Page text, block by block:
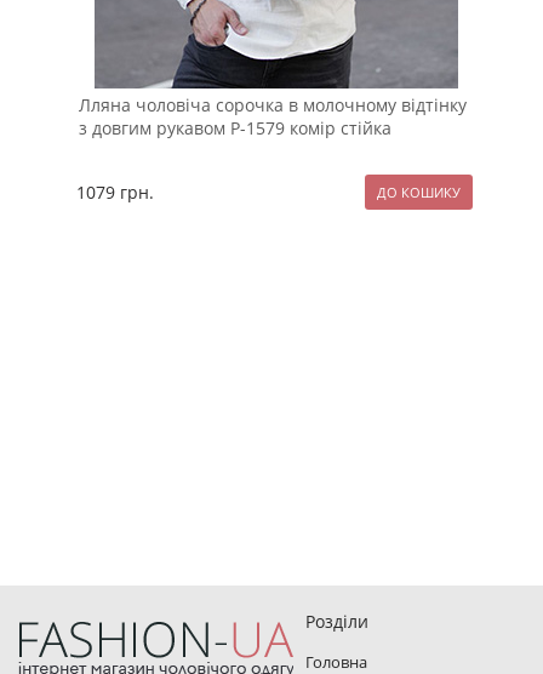
Лляна чоловіча сорочка в молочному відтінку
з довгим рукавом Р-1579 комір стійка
1079 грн.
Розділи
Головна